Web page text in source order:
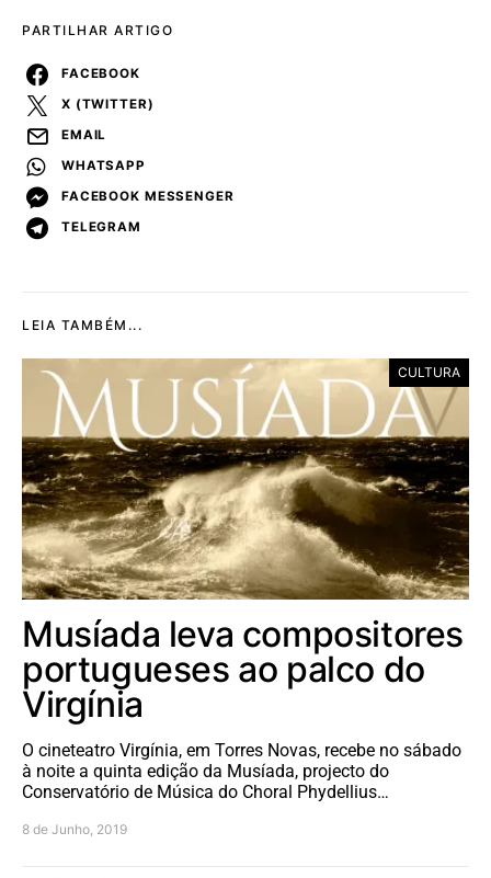
PARTILHAR ARTIGO
FACEBOOK
X (TWITTER)
EMAIL
WHATSAPP
FACEBOOK MESSENGER
TELEGRAM
LEIA TAMBÉM...
CULTURA
Musíada leva compositores
portugueses ao palco do
Virgínia
O cineteatro Virgínia, em Torres Novas, recebe no sábado
à noite a quinta edição da Musíada, projecto do
Conservatório de Música do Choral Phydellius…
8 de Junho, 2019